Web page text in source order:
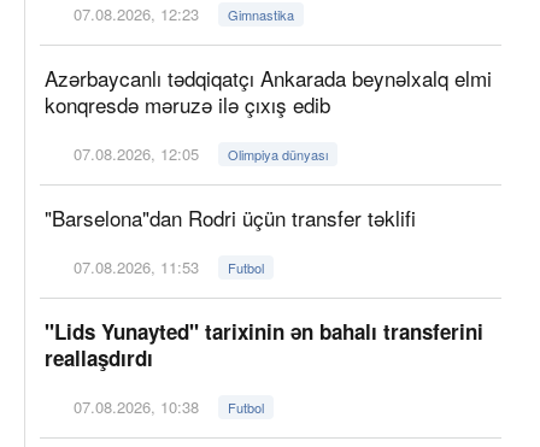
07.08.2026, 12:23 Gimnastika
Azərbaycanlı tədqiqatçı Ankarada beynəlxalq elmi
konqresdə məruzə ilə çıxış edib
07.08.2026, 12:05 Olimpiya dünyası
"Barselona"dan Rodri üçün transfer təklifi
07.08.2026, 11:53 Futbol
"Lids Yunayted" tarixinin ən bahalı transferini
reallaşdırdı
07.08.2026, 10:38 Futbol